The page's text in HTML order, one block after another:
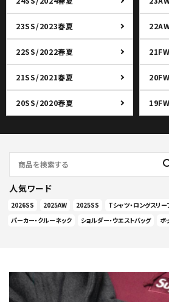
23SS/2023春夏
22SS/2022春夏
21SS/2021春夏
20SS/2020春夏
人気ワード
2026SS 2025AW 2025SS Tシャツ・ロングスリー
パーカー・クルーネック
ショルダー・ウエストバッグ ボ